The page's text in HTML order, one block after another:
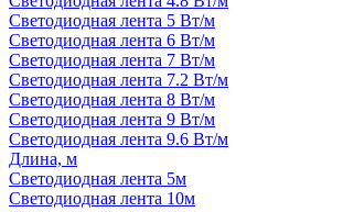
Светодиодная лента 5 Вт/м
Светодиодная лента 6 Вт/м
Светодиодная лента 7 Вт/м
Светодиодная лента 7.2 Вт/м
Светодиодная лента 8 Вт/м
Светодиодная лента 9 Вт/м
Светодиодная лента 9.6 Вт/м
Длина, м
Светодиодная лента 5м
Светодиодная лента 10м